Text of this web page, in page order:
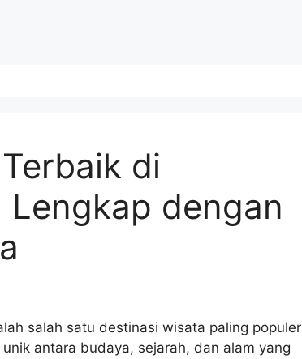
di
dengan
salah satu destinasi wisata paling populer
antara budaya, sejarah, dan alam yang